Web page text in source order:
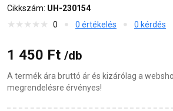
Cikkszám: UH-230154
0
0 értékelés 0 kérdés
1 450 Ft /db
A termék ára bruttó ár és kizárólag a
megrendelésre érvényes!